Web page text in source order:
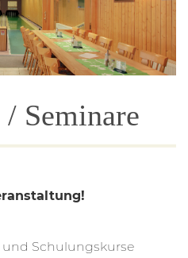
/ Seminare
und Schulungskurse